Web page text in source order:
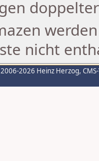
nicht
2026 Heinz Herzog,